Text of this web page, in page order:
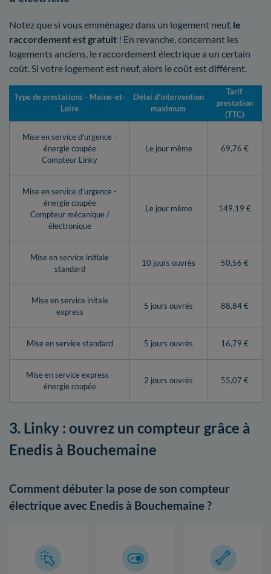
Notez que si vous emménagez dans un logement neuf, le
raccordement est gratuit ! En revanche, concernant les
logements anciens, le raccordement électrique a un certain
coût. Si votre logement est neuf, alors le coût est différent.
Type de prestations - Maine-et-
Loire
Délai d’intervention
maximum
Tarif
prestation
(TTC)
Mise en service d'urgence -
énergie coupée
Compteur Linky
Le jour même 69,76 €
Mise en service d’urgence -
énergie coupée
Compteur mécanique /
électronique
Le jour même 149,19 €
Mise en service initiale
standard
10 jours ouvrés 50,56 €
Mise en service initale
express
5 jours ouvrés 88,84 €
Mise en service standard 5 jours ouvrés 16,79 €
Mise en service express -
énergie coupée
2 jours ouvrés 55,07 €
3. Linky : ouvrez un compteur grâce à
Enedis à Bouchemaine
Comment débuter la pose de son compteur
électrique avec Enedis à Bouchemaine ?